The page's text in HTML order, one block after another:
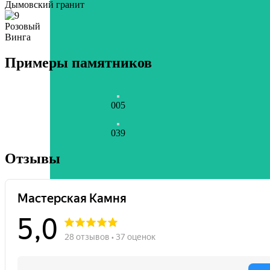
Дымовский гранит
Розовый
Винга
Примеры памятников
005
039
Отзывы